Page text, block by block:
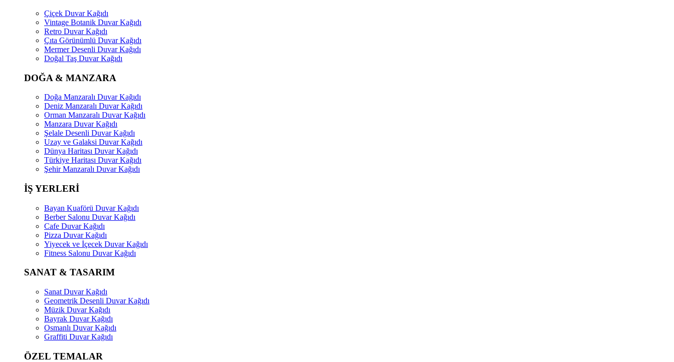
Çiçek Duvar Kağıdı
Vintage Botanik Duvar Kağıdı
Retro Duvar Kağıdı
Çıta Görünümlü Duvar Kağıdı
Mermer Desenli Duvar Kağıdı
Doğal Taş Duvar Kağıdı
DOĞA & MANZARA
Doğa Manzaralı Duvar Kağıdı
Deniz Manzaralı Duvar Kağıdı
Orman Manzaralı Duvar Kağıdı
Manzara Duvar Kağıdı
Şelale Desenli Duvar Kağıdı
Uzay ve Galaksi Duvar Kağıdı
Dünya Haritası Duvar Kağıdı
Türkiye Haritası Duvar Kağıdı
Şehir Manzaralı Duvar Kağıdı
İŞ YERLERİ
Bayan Kuaförü Duvar Kağıdı
Berber Salonu Duvar Kağıdı
Cafe Duvar Kağıdı
Pizza Duvar Kağıdı
Yiyecek ve İçecek Duvar Kağıdı
Fitness Salonu Duvar Kağıdı
SANAT & TASARIM
Sanat Duvar Kağıdı
Geometrik Desenli Duvar Kağıdı
Müzik Duvar Kağıdı
Bayrak Duvar Kağıdı
Osmanlı Duvar Kağıdı
Graffiti Duvar Kağıdı
ÖZEL TEMALAR